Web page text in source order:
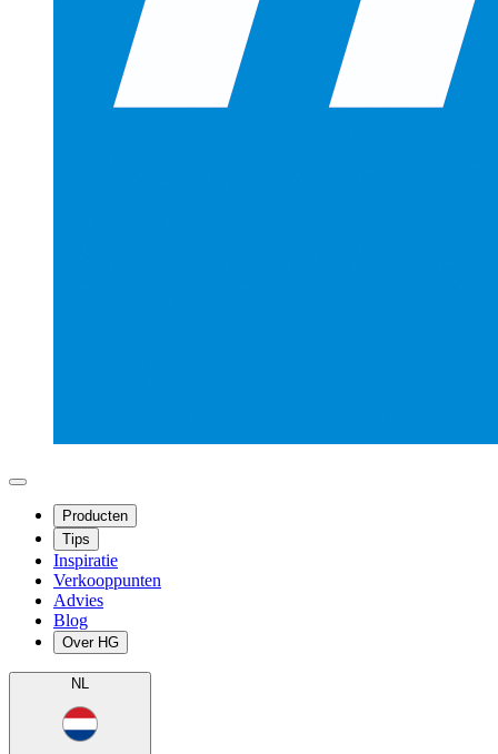
Producten
Tips
Inspiratie
Verkooppunten
Advies
Blog
Over HG
NL